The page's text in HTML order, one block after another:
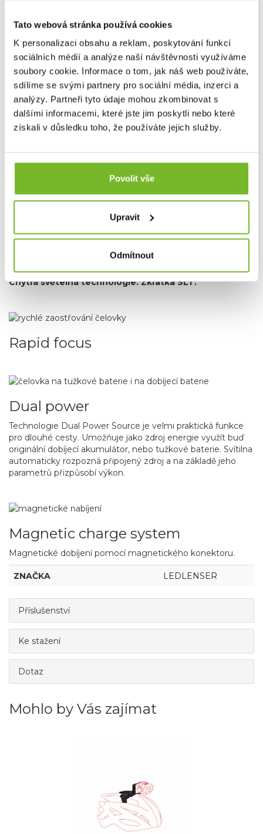
Tato webová stránka používá cookies
K personalizaci obsahu a reklam, poskytování funkcí
sociálních médií a analýze naší návštěvnosti využíváme
soubory cookie. Informace o tom, jak náš web používáte,
sdílíme se svými partnery pro sociální média, inzerci a
analýzy. Partneři tyto údaje mohou zkombinovat s
dalšími informacemi, které jste jim poskytli nebo které
získali v důsledku toho, že používáte jejich služby.
Povolit vše
Upravit
Odmítnout
která nemá ve světě obdoby
Vznikla tak reflektorová čočka umožňující zaostření paprsku
světla s plynulým přechodem z širokého homogenního
kruhu světla do ostrého svazku a naopak. Ostření se provádí
jednoduchým posunutím hlavy svítilny dopředu (zaostření)
nebo dozadu (rozostření). Svítilny LEDLENSER jako jediné
na světě využívají principu lomu světla. Běžné svítilny pouze
odrážejí světlo od reflexních ploch uvnitř hlavy svítilny.
Mezinárodní patenty AFS:
HongKong: 1108730
Smart Light Technology
a individuální funkce. Z tohoto důvodu byla vytvořena nová
technologie „SMART LIGHT TECHNOLOGY“, neboli
Chytrá světelná technologie. Zkratka SLT.
Rapid focus
Dual power
Technologie Dual Power Source je velmi praktická funkce
pro dlouhé cesty. Umožňuje jako zdroj energie využít buď
originální dobíjecí akumulátor, nebo tužkové baterie. Svítilna
automaticky rozpozná připojený zdroj a na základě jeho
parametrů přizpůsobí výkon.
Magnetic charge system
Magnetické dobíjení pomocí magnetického konektoru.
ZNAČKA LEDLENSER
Příslušenství
Ke stažení
Dotaz
Mohlo by Vás zajímat